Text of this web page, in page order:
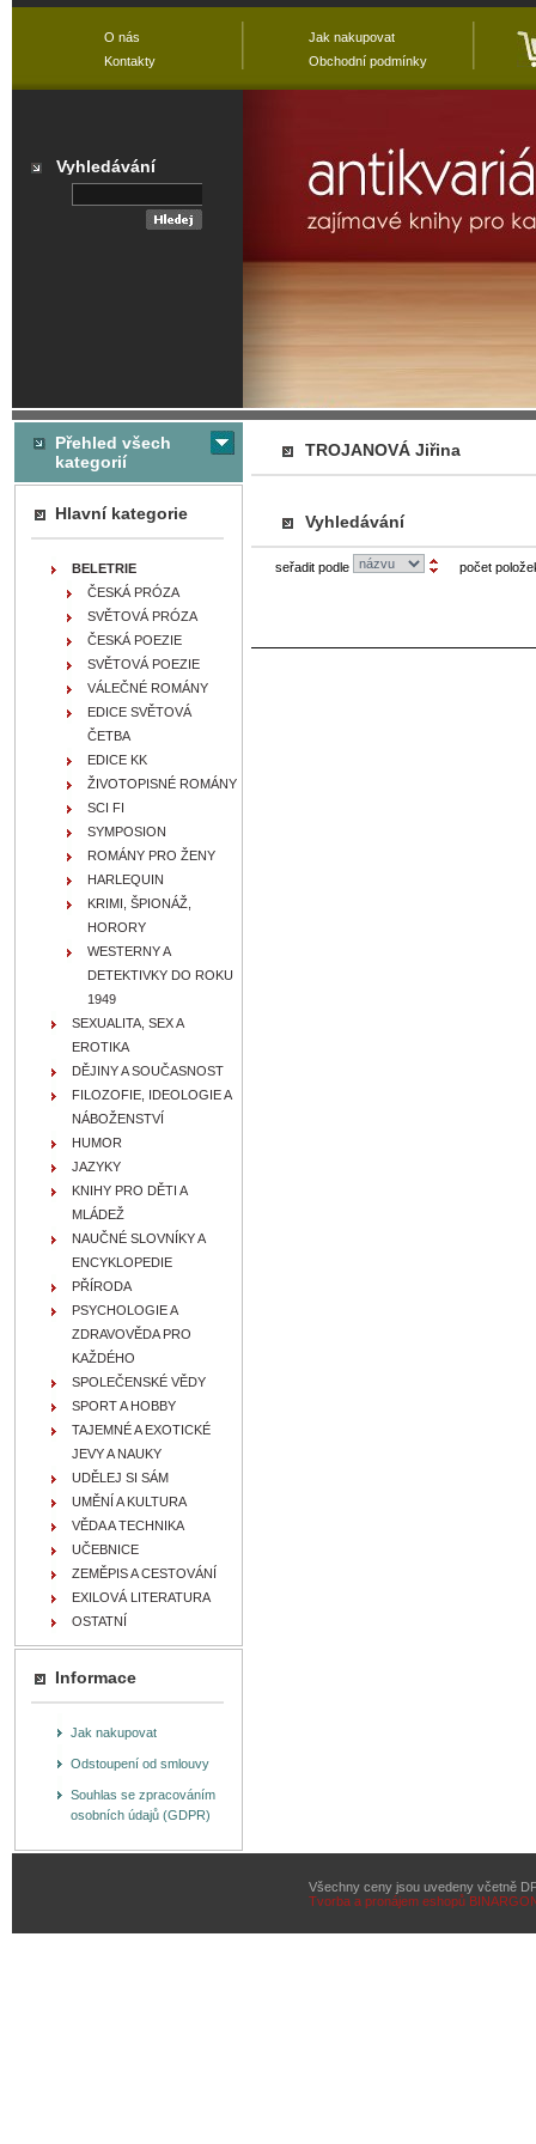
TROJANOVÁ Jiřina
Vyhledávání
seřadit podle počet
Přehled všech
kategorií
Hlavní kategorie
BELETRIE
ČESKÁ PRÓZA
SVĚTOVÁ PRÓZA
ČESKÁ POEZIE
SVĚTOVÁ POEZIE
VÁLEČNÉ ROMÁNY
EDICE SVĚTOVÁ
ČETBA
EDICE KK
ŽIVOTOPISNÉ ROMÁNY
SCI FI
SYMPOSION
ROMÁNY PRO ŽENY
HARLEQUIN
KRIMI, ŠPIONÁŽ,
HORORY
WESTERNY A
DETEKTIVKY DO ROKU
1949
SEXUALITA, SEX A
EROTIKA
DĚJINY A SOUČASNOST
FILOZOFIE, IDEOLOGIE A
NÁBOŽENSTVÍ
HUMOR
JAZYKY
KNIHY PRO DĚTI A
MLÁDEŽ
NAUČNÉ SLOVNÍKY A
ENCYKLOPEDIE
PŘÍRODA
PSYCHOLOGIE A
ZDRAVOVĚDA PRO
KAŽDÉHO
SPOLEČENSKÉ VĚDY
SPORT A HOBBY
TAJEMNÉ A EXOTICKÉ
JEVY A NAUKY
UDĚLEJ SI SÁM
UMĚNÍ A KULTURA
VĚDA A TECHNIKA
UČEBNICE
ZEMĚPIS A CESTOVÁNÍ
EXILOVÁ LITERATURA
OSTATNÍ
Informace
Jak nakupovat
Odstoupení od smlouvy
Souhlas se zpracováním
osobních údajů (GDPR)
Všechny ceny jsou uvedeny včetně
Tvorba a pronájem eshopů
O nás
Kontakty
Jak nakupovat
Obchodní podmínky
Vyhledávání